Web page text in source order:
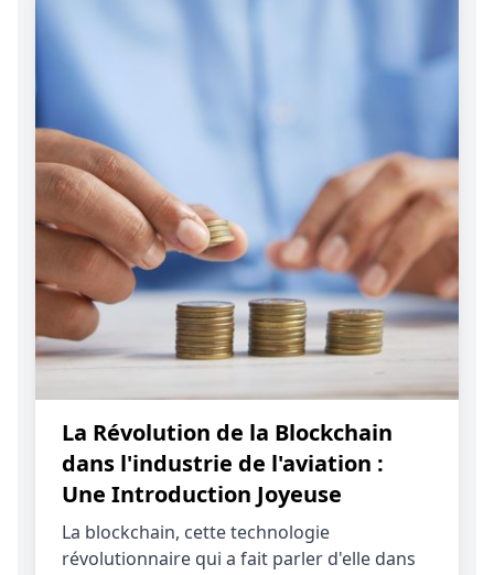
La Révolution de la Blockchain
dans l'industrie de l'aviation :
Une Introduction Joyeuse
La blockchain, cette technologie
révolutionnaire qui a fait parler d'elle dans